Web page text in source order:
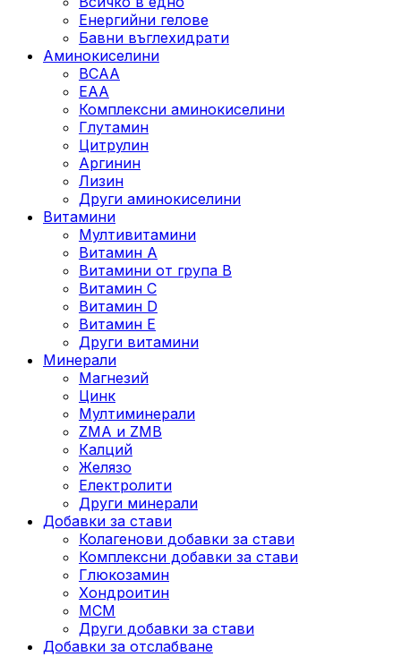
Енергийни гелове
Бавни въглехидрати
Аминокиселини
BCAA
EAA
Комплексни аминокиселини
Глутамин
Цитрулин
Аргинин
Лизин
Други аминокиселини
Витамини
Мултивитамини
Витамин А
Витамини от група B
Витамин C
Витамин D
Витамин E
Други витамини
Минерали
Магнезий
Цинк
Мултиминерали
ZMA и ZMB
Калций
Желязо
Електролити
Други минерали
Добавки за стави
Колагенови добавки за стави
Комплексни добавки за стави
Глюкозамин
Хондроитин
МСМ
Други добавки за стави
Добавки за отслабване